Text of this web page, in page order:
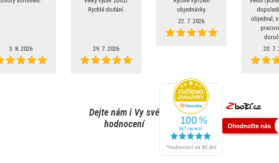
3. 8. 2026
Rychlé dodání.
29. 7. 2026
objednávky.
22. 7. 2026
objednal,
20. 7.
Dejte nám i Vy své
hodnocení